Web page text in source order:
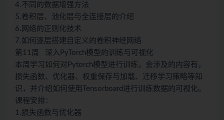
4.不同的数据增强方法
5.卷积层、池化层与全连接层的介绍
6.网络的正则化技术
7.如何逐层搭建自定义的卷积神经网络
第11周 深入PyTorch模型的训练与可视化
本周学习如何对Pytorch模型进行训练，会涉及的内容有，
损失函数、优化器、权重保存与加载、迁移学习策略等知
识，并介绍如何使用Tensorboard进行训练数据的可视化。
课程安排：
1.损失函数与优化器